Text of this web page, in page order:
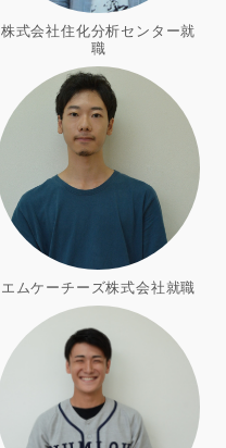
株式会社住化分析センター就
職
エムケーチーズ株式会社就職